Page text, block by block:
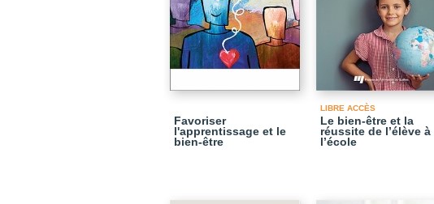
Favoriser
l'apprentissage et le
bien-être
LIBRE ACCÈS
Le bien-être et la
réussite de l’élève à
l’école